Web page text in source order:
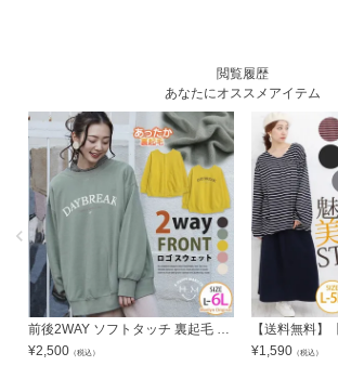
閲覧履歴
あなたにオススメアイテム
前後2WAY ソフトタッチ 裏起毛 カーデ プルオーバー | 大きいサイズの通販ならハッピーマリリン
¥2,500 （税込）
¥1,590 （税込）